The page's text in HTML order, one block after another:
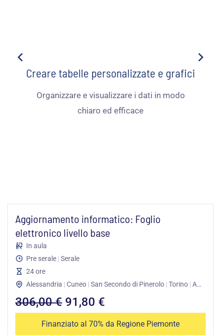
Creare tabelle personalizzate e grafici
Organizzare e visualizzare i dati in modo
chiaro ed efficace
Aggiornamento informatico: Foglio
elettronico livello base
In aula
Pre serale | Serale
24 ore
Alessandria | Cuneo | San Secondo di Pinerolo | Torino | Asti
306,00€ Il
prezzo
91,80 €
prezzo
Finanziato al 70% da Regione Piemonte